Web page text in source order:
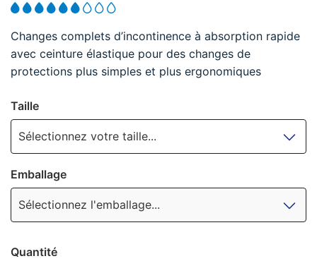
Changes complets d’incontinence à absorption rapide
avec ceinture élastique pour des changes de
protections plus simples et plus ergonomiques
Taille
Sélectionnez votre taille...
Emballage
Sélectionnez l'emballage...
Quantité